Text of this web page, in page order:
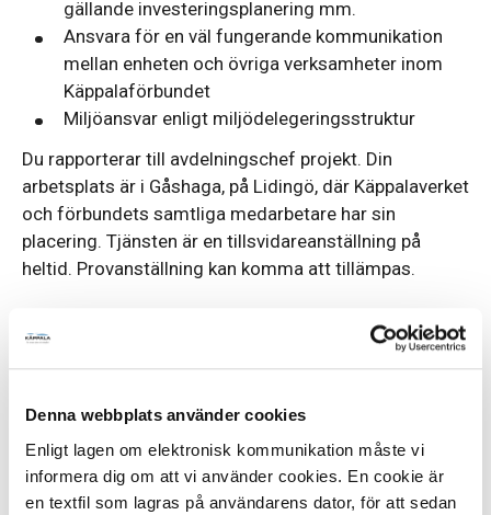
Denna webbplats använder cookies
Enligt lagen om elektronisk kommunikation måste vi
informera dig om att vi använder cookies. En cookie är
en textfil som lagras på användarens dator, för att sedan
gällande investeringsplanering mm.
Ansvara för en väl fungerande kommunikation
mellan enheten och övriga verksamheter inom
Käppalaförbundet
Miljöansvar enligt miljödelegeringsstruktur
Du rapporterar till avdelningschef projekt. Din
arbetsplats är i Gåshaga, på Lidingö, där Käppalaverket
och förbundets samtliga medarbetare har sin
placering. Tjänsten är en tillsvidareanställning på
heltid. Provanställning kan komma att tillämpas.
Vi söker dig som har relevant högskole- eller
från en liknande chefsroll. Du behöver ha goda
kunskaper och flerårig erfarenhet inom projektarbete
eller utveckling och en generellt bred teknisk
förståelse.